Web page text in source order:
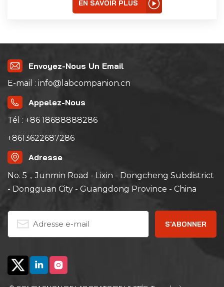
être testés en même
temps.
EN SAVOIR PLUS
Envoyez-Nous Un Email
E-mail : info@labcompanion.cn
Appelez-Nous
Tél : +86 18688888286
+8613622687286
Adresse
No. 5，Junmin Road - Lixin - Dongcheng Subdistrict
- Dongguan City - Guangdong Province - China